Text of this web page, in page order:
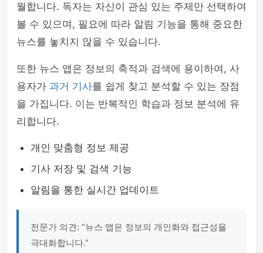
월합니다. 독자는 자신이 관심 있는 주제만 선택하여
볼 수 있으며, 필요에 따라 알림 기능을 통해 중요한
뉴스를 놓치지 않을 수 있습니다.
또한 뉴스 앱은 정보의 축적과 검색에 용이하여, 사
용자가 과거 기사를 쉽게 찾고 분석할 수 있는 장점
을 가집니다. 이는 반복적인 학습과 정보 분석에 유
리합니다.
개인 맞춤형 정보 제공
기사 저장 및 검색 기능
알림을 통한 실시간 업데이트
전문가 의견: “뉴스 앱은 정보의 개인화와 접근성을
극대화합니다.”